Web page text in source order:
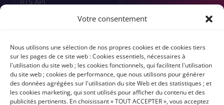
Votre consentement
Nous utilisons une sélection de nos propres cookies et de cookies tiers
sur les pages de ce site web : Cookies essentiels, nécessaires à
l'utilisation du site web ; les cookies fonctionnels, qui facilitent l'utilisation
du site web ; cookies de performance, que nous utilisons pour générer
des données agrégées sur l'utilisation du site Web et des statistiques ; et
les cookies marketing, qui sont utilisés pour afficher du contenu et des
publicités pertinents. En choisissant « TOUT ACCEPTER », vous acceptez
Traduction
Traduction de documents
Traduction assermentée
Sous-titrage